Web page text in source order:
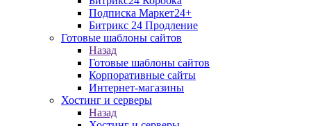
Подписка Маркет24+
Битрикс 24 Продление
Готовые шаблоны сайтов
Назад
Готовые шаблоны сайтов
Корпоративные сайты
Интернет-магазины
Хостинг и серверы
Назад